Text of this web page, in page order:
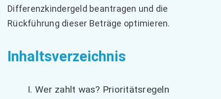
Differenzkindergeld beantragen und die
Rückführung dieser Beträge optimieren.
Inhaltsverzeichnis
Wer zahlt was? Prioritätsregeln